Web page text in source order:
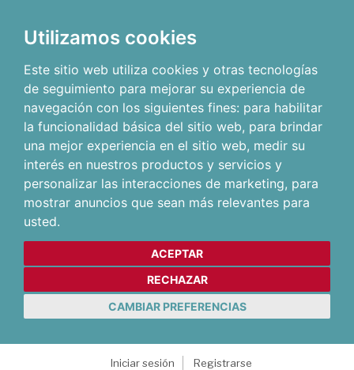
Utilizamos cookies
Este sitio web utiliza cookies y otras tecnologías
de seguimiento para mejorar su experiencia de
navegación con los siguientes fines: para habilitar
la funcionalidad básica del sitio web, para brindar
una mejor experiencia en el sitio web, medir su
interés en nuestros productos y servicios y
personalizar las interacciones de marketing, para
mostrar anuncios que sean más relevantes para
usted.
ACEPTAR
RECHAZAR
CAMBIAR PREFERENCIAS
Iniciar sesión
Registrarse